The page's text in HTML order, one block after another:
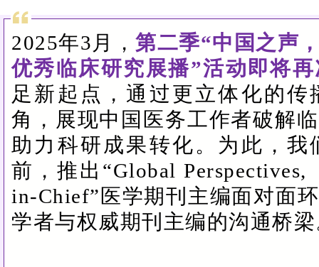
2025年3月，第二季“中国之声
优秀临床研究展播”活动即将
足新起点，通过更立体化的
角，展现中国医务工作者破解
助力科研成果转化。为此，
前，推出“Global
in-Chief”医学期刊主编面对面
学者与权威期刊主编的沟通桥